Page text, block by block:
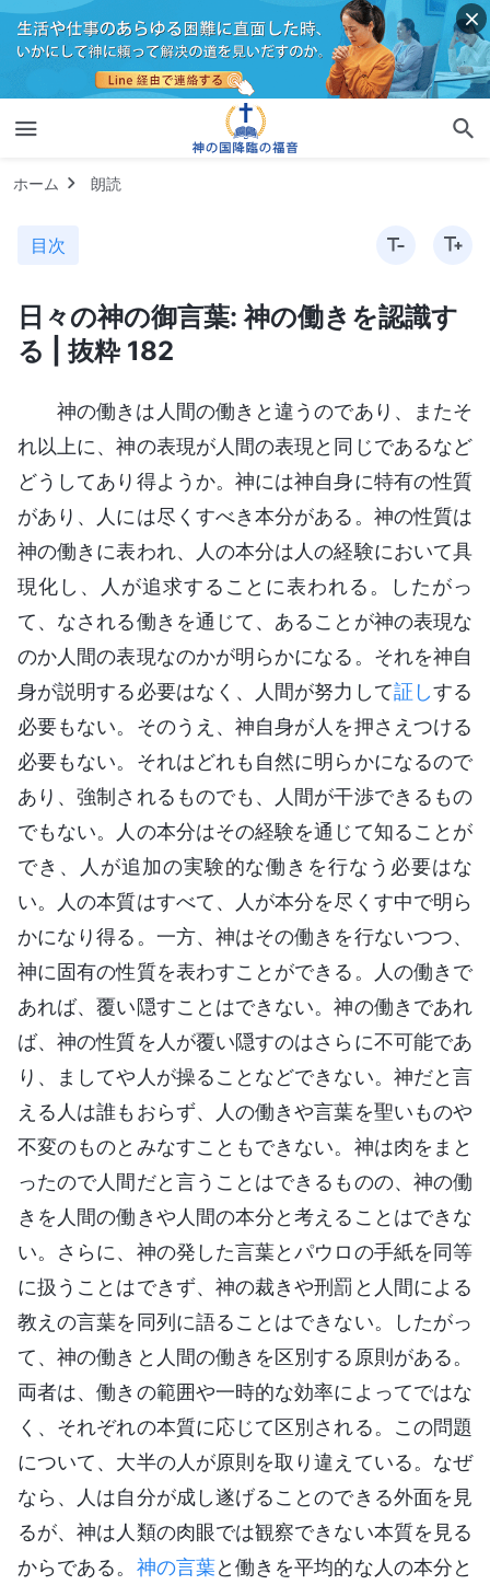
ホーム 朗読
目次
日々の神の御言葉: 神の働きを認識す
る | 抜粋 182
神の働きは人間の働きと違うのであり、またそ
れ以上に、神の表現が人間の表現と同じであるなど
どうしてあり得ようか。神には神自身に特有の性質
があり、人には尽くすべき本分がある。神の性質は
神の働きに表われ、人の本分は人の経験において具
現化し、人が追求することに表われる。したがっ
て、なされる働きを通じて、あることが神の表現な
のか人間の表現なのかが明らかになる。それを神自
身が説明する必要はなく、人間が努力して証しする
必要もない。そのうえ、神自身が人を押さえつける
必要もない。それはどれも自然に明らかになるので
あり、強制されるものでも、人間が干渉できるもの
でもない。人の本分はその経験を通じて知ることが
でき、人が追加の実験的な働きを行なう必要はな
い。人の本質はすべて、人が本分を尽くす中で明ら
かになり得る。一方、神はその働きを行ないつつ、
神に固有の性質を表わすことができる。人の働きで
あれば、覆い隠すことはできない。神の働きであれ
ば、神の性質を人が覆い隠すのはさらに不可能であ
り、ましてや人が操ることなどできない。神だと言
える人は誰もおらず、人の働きや言葉を聖いものや
不変のものとみなすこともできない。神は肉をまと
ったので人間だと言うことはできるものの、神の働
きを人間の働きや人間の本分と考えることはできな
い。さらに、神の発した言葉とパウロの手紙を同等
に扱うことはできず、神の裁きや刑罰と人間による
教えの言葉を同列に語ることはできない。したがっ
て、神の働きと人間の働きを区別する原則がある。
両者は、働きの範囲や一時的な効率によってではな
く、それぞれの本質に応じて区別される。この問題
について、大半の人が原則を取り違えている。なぜ
なら、人は自分が成し遂げることのできる外面を見
るが、神は人類の肉眼では観察できない本質を見る
からである。 神の言葉と働きを平均的な人の本分と